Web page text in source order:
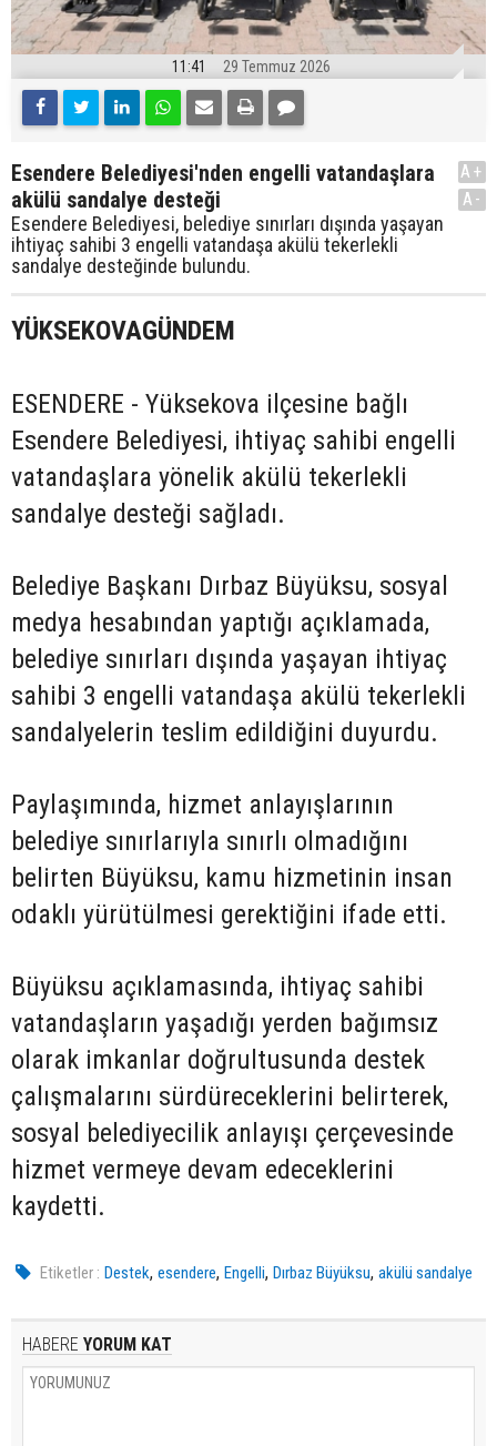
11:41 29 Temmuz 2026
Esendere Belediyesi'nden engelli vatandaşlara
akülü sandalye desteği
Esendere Belediyesi, belediye sınırları dışında yaşayan
ihtiyaç sahibi 3 engelli vatandaşa akülü tekerlekli
sandalye desteğinde bulundu.
A+
A-
YÜKSEKOVAGÜNDEM
ESENDERE - Yüksekova ilçesine bağlı
Esendere Belediyesi, ihtiyaç sahibi engelli
vatandaşlara yönelik akülü tekerlekli
sandalye desteği sağladı.
Belediye Başkanı Dırbaz Büyüksu, sosyal
medya hesabından yaptığı açıklamada,
belediye sınırları dışında yaşayan ihtiyaç
sahibi 3 engelli vatandaşa akülü tekerlekli
sandalyelerin teslim edildiğini duyurdu.
Paylaşımında, hizmet anlayışlarının
belediye sınırlarıyla sınırlı olmadığını
belirten Büyüksu, kamu hizmetinin insan
odaklı yürütülmesi gerektiğini ifade etti.
Büyüksu açıklamasında, ihtiyaç sahibi
vatandaşların yaşadığı yerden bağımsız
olarak imkanlar doğrultusunda destek
çalışmalarını sürdüreceklerini belirterek,
sosyal belediyecilik anlayışı çerçevesinde
hizmet vermeye devam edeceklerini
kaydetti.
Etiketler : Destek,esendere,Engelli,Dırbaz Büyüksu,akülü sandalye
HABERE YORUM KAT